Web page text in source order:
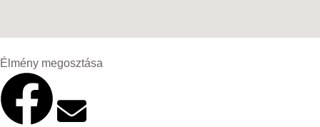
Élmény megosztása